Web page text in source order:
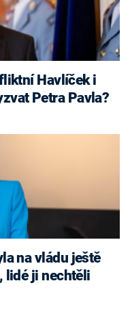
Petra Pavla?
na vládu ještě
lidé ji nechtěli